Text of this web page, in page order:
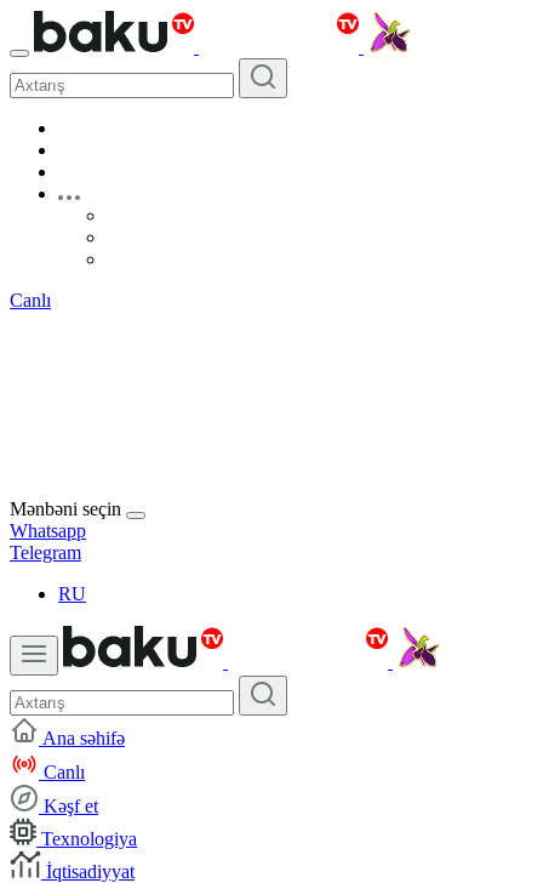
Canlı
Mənbəni seçin
Whatsapp
Telegram
RU
Ana səhifə
Canlı
Kəşf et
Texnologiya
İqtisadiyyat